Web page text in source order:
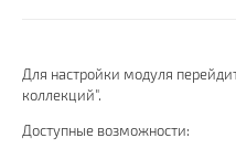
Для настройки модуля
коллекций".
Доступные возможности: